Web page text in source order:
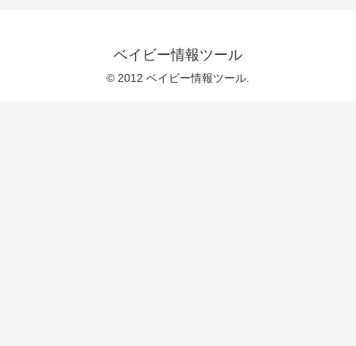
ベイビー情報ツール
© 2012 ベイビー情報ツール.